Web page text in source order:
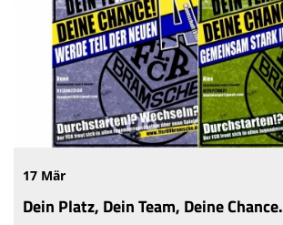
17 Mär
Dein Platz, Dein Team, Deine Chance.